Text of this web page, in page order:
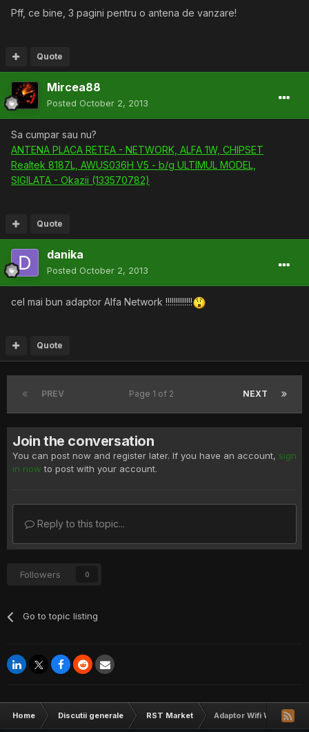
Pff, ce bine, 3 pagini pentru o antena de vanzare!
Quote
Mircea88
Posted October 2, 2013
Sa cumpar sau nu?
ANTENA PLACA RETEA - NETWORK, ALFA 1W, CHIPSET
Realtek 8187L, AWUS036H V5 - b/g ULTIMUL MODEL,
SIGILATA - Okazii (133570782)
Quote
danika
Posted October 2, 2013
cel mai bun adaptor Alfa Network !!!!!!!!!!!!!
Quote
PREV NEXT
Page 1 of 2
Join the conversation
You can post now and register later. If you have an account, sign
in now to post with your account.
Reply to this topic...
Followers 0
Go to topic listing
Home Discutii generale RST Market Adaptor Wifi Wireless